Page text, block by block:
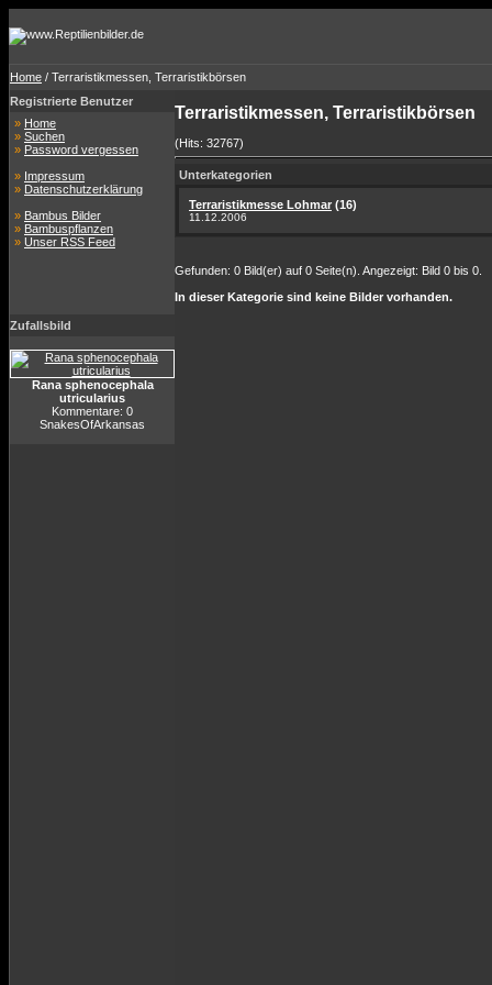
Home / Terraristikmessen, Terraristikbörsen
Registrierte Benutzer
» Home
» Suchen
» Password vergessen
» Impressum
» Datenschutzerklärung
» Bambus Bilder
» Bambuspflanzen
» Unser RSS Feed
Zufallsbild
Rana sphenocephala
utricularius
Kommentare: 0
SnakesOfArkansas
Terraristikmessen, Terraristikbörsen
(Hits: 32767)
Unterkategorien
Terraristikmesse Lohmar (16)
11.12.2006
Gefunden: 0 Bild(er) auf 0 Seite(n). Angezeigt: Bild 0 bis 0.
In dieser Kategorie sind keine Bilder vorhanden.